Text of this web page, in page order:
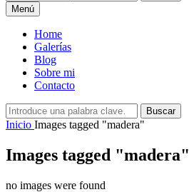
Menú
Home
Galerías
Blog
Sobre mi
Contacto
Buscar:
Buscar
Inicio Images tagged "madera"
Images tagged "madera"
no images were found